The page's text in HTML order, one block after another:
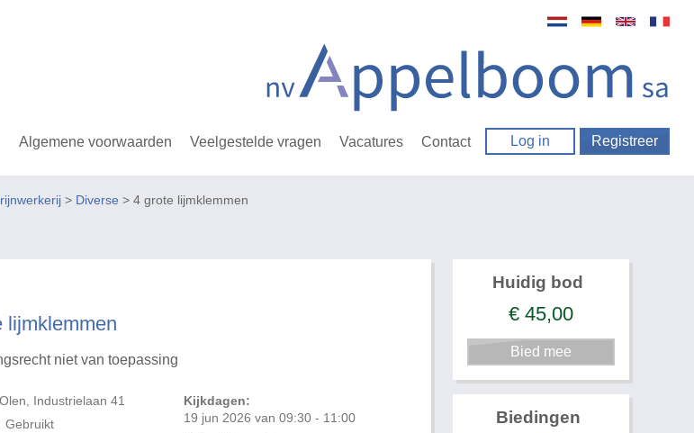
Algemene voorwaarden Veelgestelde vragen Vacatures Contact Log in Registreer
> Diverse > 4 grote lijmklemmen
lijmklemmen
niet van toepassing
Olen, Industrielaan 41
Gebruikt
Kijkdagen:
19 jun 2026 van 09:30 - 11:00
Huidig bod
€ 45,00
Biedingen